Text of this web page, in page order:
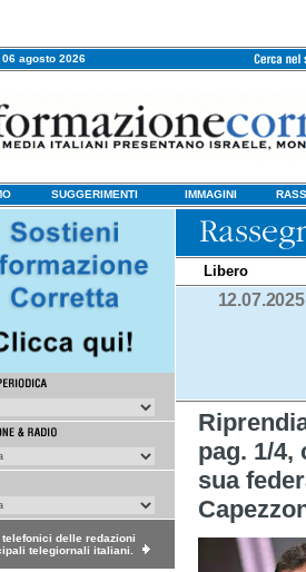
agosto 2026
SUGGERIMENTI IMMAGINI
delle redazioni
telegiornali italiani.
Libero
12.07.2025
pag. 1/
sua